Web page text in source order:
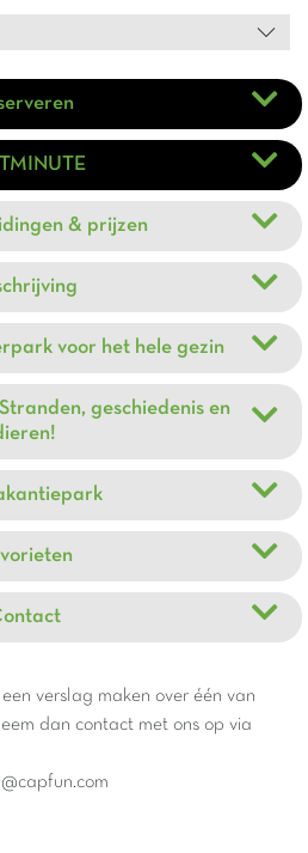
een buitenruimte met
& prijzen
voor het hele gezin
geschiedenis en
verslag maken over één van
dan contact met ons op via